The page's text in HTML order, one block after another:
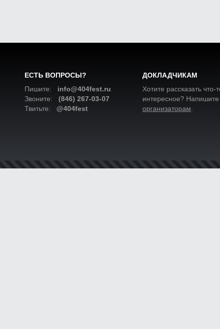
ЕСТЬ ВОПРОСЫ?
Пишите: info@404fest.ru
Звоните: (846) 267-03-07
Твитьте: @404fest
ДОКЛАДЧИКАМ
Хотите рассказать что-
интересное?
организаторам